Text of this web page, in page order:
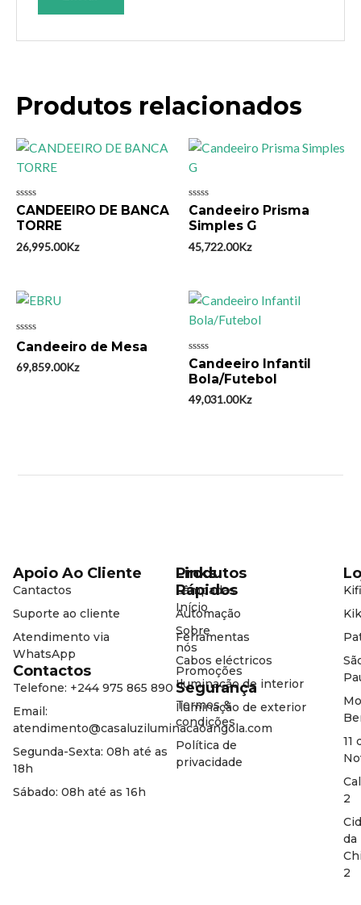
Produtos relacionados
Avaliação
0
de
CANDEEIRO DE BANCA
TORRE
26,995.00Kz
Avaliação
0
de
Candeeiro Prisma
Simples G
45,722.00Kz
Avaliação
0
de
5
Candeeiro de Mesa
69,859.00Kz
Avaliação
0
de
5
Candeeiro Infantil
Bola/Futebol
49,031.00Kz
11
2
da
2
Produtos
Lâmpadas
Automação
Ferramentas
Cabos eléctricos
Iluminação de interior
Iluminação de exterior
Links
Rápidos
Início
Sobre
nós
Promoções
Segurança
Termos &
condições
Política de
privacidade
Apoio Ao Cliente
Cantactos
Suporte ao cliente
Atendimento via
WhatsApp
Contactos
Telefone: +244 975 865 890
Email:
atendimento@casaluziluminacaoangola.com
Segunda-Sexta: 08h até as
18h
Sábado: 08h até as 16h